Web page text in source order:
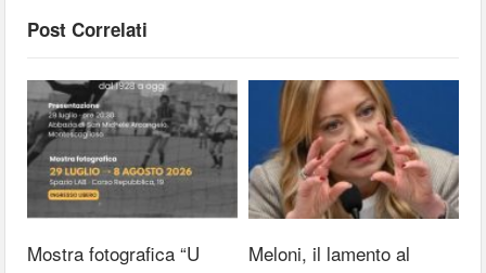
Post Correlati
Mostra fotografica “U
Meloni, il lamento al